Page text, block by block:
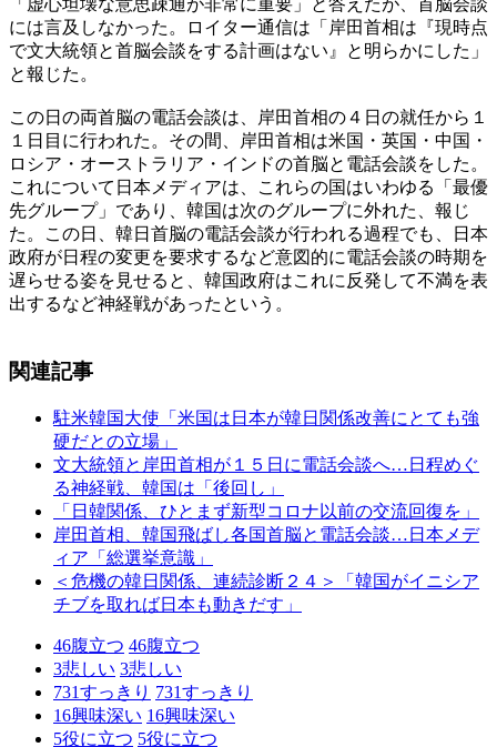
「虚心坦壊な意思疎通が非常に重要」と答えたが、首脳会談
には言及しなかった。ロイター通信は「岸田首相は『現時点
で文大統領と首脳会談をする計画はない』と明らかにした」
と報じた。
この日の両首脳の電話会談は、岸田首相の４日の就任から１
１日目に行われた。その間、岸田首相は米国・英国・中国・
ロシア・オーストラリア・インドの首脳と電話会談をした。
これについて日本メディアは、これらの国はいわゆる「最優
先グループ」であり、韓国は次のグループに外れた、報じ
た。この日、韓日首脳の電話会談が行われる過程でも、日本
政府が日程の変更を要求するなど意図的に電話会談の時期を
遅らせる姿を見せると、韓国政府はこれに反発して不満を表
出するなど神経戦があったという。
関連記事
駐米韓国大使「米国は日本が韓日関係改善にとても強
硬だとの立場」
文大統領と岸田首相が１５日に電話会談へ…日程めぐ
る神経戦、韓国は「後回し」
「日韓関係、ひとまず新型コロナ以前の交流回復を」
岸田首相、韓国飛ばし各国首脳と電話会談…日本メデ
ィア「総選挙意識」
＜危機の韓日関係、連続診断２４＞「韓国がイニシア
チブを取れば日本も動きだす」
46腹立つ 46腹立つ
3悲しい 3悲しい
731すっきり 731すっきり
16興味深い 16興味深い
5役に立つ 5役に立つ